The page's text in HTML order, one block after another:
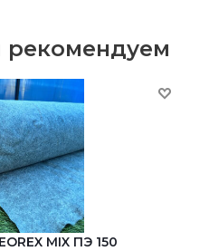
рекомендуем
MIX ПЭ 150